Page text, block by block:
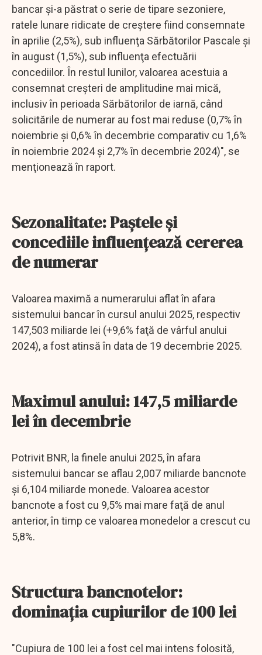
bancar şi-a păstrat o serie de tipare sezoniere,
ratele lunare ridicate de creştere fiind consemnate
în aprilie (2,5%), sub influenţa Sărbătorilor Pascale şi
în august (1,5%), sub influenţa efectuării
concediilor. În restul lunilor, valoarea acestuia a
consemnat creşteri de amplitudine mai mică,
inclusiv în perioada Sărbătorilor de iarnă, când
solicitările de numerar au fost mai reduse (0,7% în
noiembrie şi 0,6% în decembrie comparativ cu 1,6%
în noiembrie 2024 şi 2,7% în decembrie 2024)", se
menţionează în raport.
Sezonalitate: Paștele și
concediile influențează cererea
de numerar
Valoarea maximă a numerarului aflat în afara
sistemului bancar în cursul anului 2025, respectiv
147,503 miliarde lei (+9,6% faţă de vârful anului
2024), a fost atinsă în data de 19 decembrie 2025.
Maximul anului: 147,5 miliarde
lei în decembrie
Potrivit BNR, la finele anului 2025, în afara
sistemului bancar se aflau 2,007 miliarde bancnote
şi 6,104 miliarde monede. Valoarea acestor
bancnote a fost cu 9,5% mai mare faţă de anul
anterior, în timp ce valoarea monedelor a crescut cu
5,8%.
Structura bancnotelor:
dominația cupiurilor de 100 lei
"Cupiura de 100 lei a fost cel mai intens folosită,